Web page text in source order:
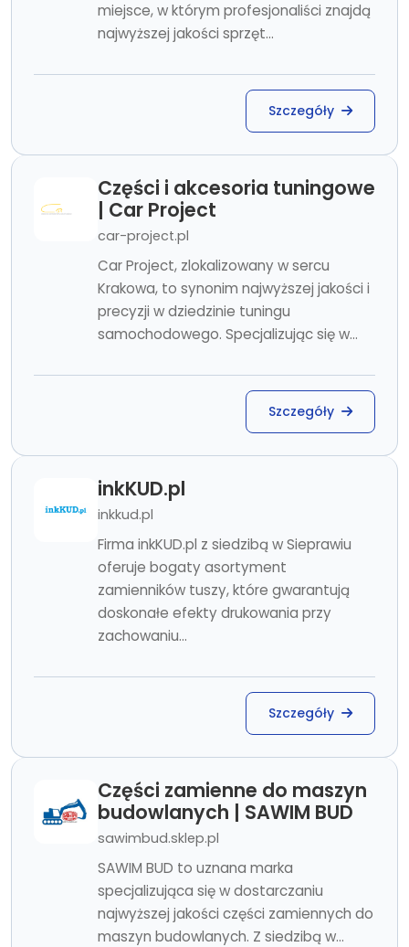
miejsce, w którym profesjonaliści znajdą
najwyższej jakości sprzęt...
Szczegóły
Części i akcesoria tuningowe
| Car Project
car-project.pl
Car Project, zlokalizowany w sercu
Krakowa, to synonim najwyższej jakości i
precyzji w dziedzinie tuningu
samochodowego. Specjalizując się w...
Szczegóły
inkKUD.pl
inkkud.pl
Firma inkKUD.pl z siedzibą w Sieprawiu
oferuje bogaty asortyment
zamienników tuszy, które gwarantują
doskonałe efekty drukowania przy
zachowaniu...
Szczegóły
Części zamienne do maszyn
budowlanych | SAWIM BUD
sawimbud.sklep.pl
SAWIM BUD to uznana marka
specjalizująca się w dostarczaniu
najwyższej jakości części zamiennych do
maszyn budowlanych. Z siedzibą w...